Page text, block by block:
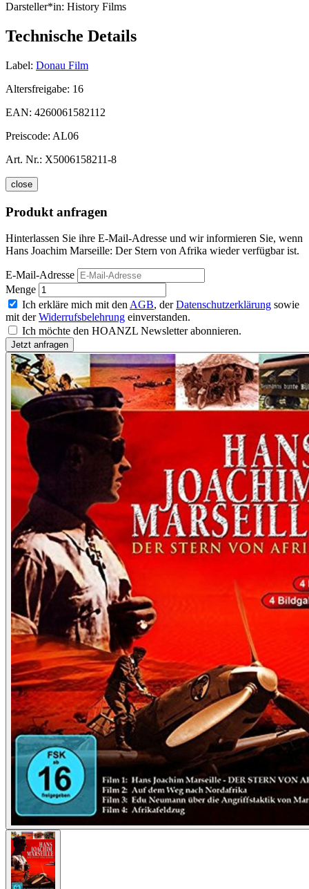
Darsteller*in: History Films
Technische Details
Label: Donau Film
Altersfreigabe: 16
EAN: 4260061582112
Preiscode: AL06
Art. Nr.: X5006158211-8
close
Produkt anfragen
Hinterlassen Sie ihre E-Mail-Adresse und wir informieren Sie, wenn
Hans Joachim Marseille: Der Stern von Afrika wieder verfügbar ist.
E-Mail-Adresse
Menge
Ich erkläre mich mit den AGB, derDatenschutzerklärung sowie
mit derWiderrufsbelehrung einverstanden.
Ich möchte den HOANZL Newsletter abonnieren.